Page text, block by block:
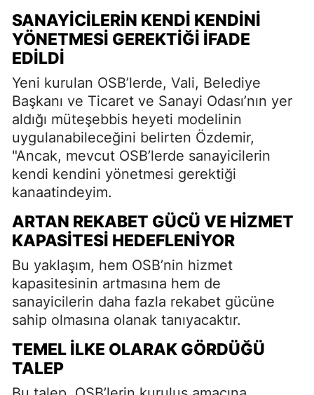
SANAYICILERIN KENDI KENDINI
YÖNETMESI GEREKTIĞI İFADE
EDILDI
Yeni kurulan OSB’lerde, Vali, Belediye
Başkanı ve Ticaret ve Sanayi Odası’nın yer
aldığı müteşebbis heyeti modelinin
uygulanabileceğini belirten Özdemir,
"Ancak, mevcut OSB’lerde sanayicilerin
kendi kendini yönetmesi gerektiği
kanaatindeyim.
ARTAN REKABET GÜCÜ VE HIZMET
KAPASITESI HEDEFLENIYOR
Bu yaklaşım, hem OSB’nin hizmet
kapasitesinin artmasına hem de
sanayicilerin daha fazla rekabet gücüne
sahip olmasına olanak tanıyacaktır.
TEMEL İLKE OLARAK GÖRDÜĞÜ
TALEP